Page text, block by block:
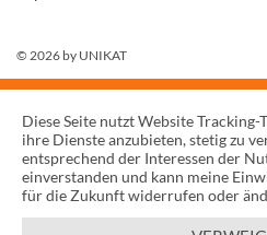
© 2026 by UNIKAT
Diese Seite nutzt Website
ihre Dienste anzubieten, stetig zu
entsprechend der Interessen der
einverstanden und kann meine
für die Zukunft widerrufen oder